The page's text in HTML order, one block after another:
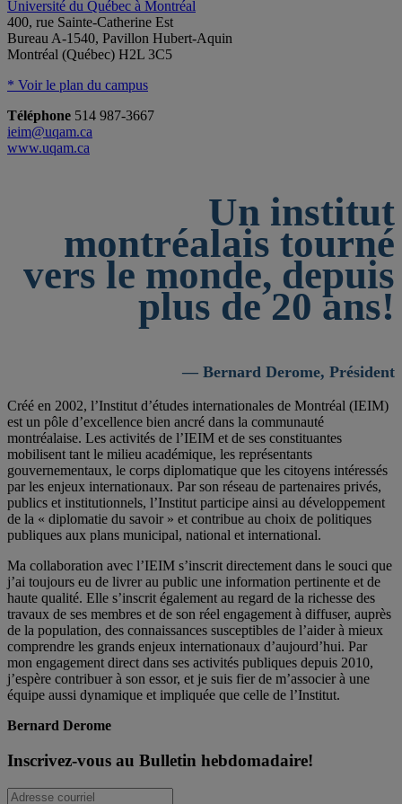
Université du Québec à Montréal
400, rue Sainte-Catherine Est
Bureau A-1540, Pavillon Hubert-Aquin
Montréal (Québec) H2L 3C5
* Voir le plan du campus
Téléphone 514 987-3667
ieim@uqam.ca
www.uqam.ca
Un institut
montréalais tourné
vers le monde, depuis
plus de 20 ans!
— Bernard Derome, Président
Créé en 2002, l’Institut d’études internationales de Montréal (IEIM)
est un pôle d’excellence bien ancré dans la communauté
montréalaise. Les activités de l’IEIM et de ses constituantes
mobilisent tant le milieu académique, les représentants
gouvernementaux, le corps diplomatique que les citoyens intéressés
par les enjeux internationaux. Par son réseau de partenaires privés,
publics et institutionnels, l’Institut participe ainsi au développement
de la « diplomatie du savoir » et contribue au choix de politiques
publiques aux plans municipal, national et international.
Ma collaboration avec l’IEIM s’inscrit directement dans le souci que
j’ai toujours eu de livrer au public une information pertinente et de
haute qualité. Elle s’inscrit également au regard de la richesse des
travaux de ses membres et de son réel engagement à diffuser, auprès
de la population, des connaissances susceptibles de l’aider à mieux
comprendre les grands enjeux internationaux d’aujourd’hui. Par
mon engagement direct dans ses activités publiques depuis 2010,
j’espère contribuer à son essor, et je suis fier de m’associer à une
équipe aussi dynamique et impliquée que celle de l’Institut.
Bernard Derome
Inscrivez-vous au Bulletin hebdomadaire!